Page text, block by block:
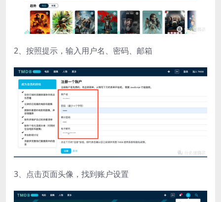
2、按照提示，输入用户名、密码、邮箱
3、点击页面头像，找到账户设置